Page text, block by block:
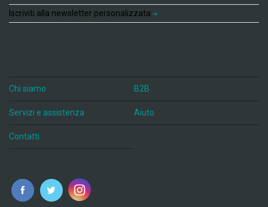
Iscriviti alla newsletter personalizzata
Chi siamo B2B
Servizi e assistenza Aiuto
Contatti